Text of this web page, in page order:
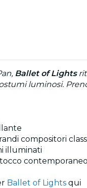
Ballet of Lights
luminosi.
compositori
illuminati
contemporaneo
Ballet of Lights qui